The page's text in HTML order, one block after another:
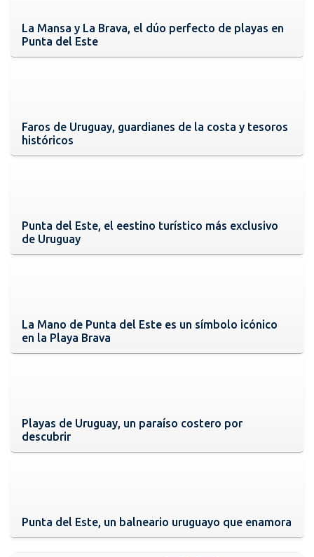
La Mansa y La Brava, el dúo perfecto de playas en
Punta del Este
Faros de Uruguay, guardianes de la costa y tesoros
históricos
Punta del Este, el eestino turístico más exclusivo
de Uruguay
La Mano de Punta del Este es un símbolo icónico
en la Playa Brava
Playas de Uruguay, un paraíso costero por
descubrir
Punta del Este, un balneario uruguayo que enamora